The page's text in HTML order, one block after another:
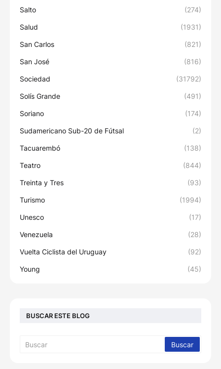
Salto (274)
Salud (1931)
San Carlos (821)
San José (816)
Sociedad (31792)
Solís Grande (491)
Soriano (174)
Sudamericano Sub-20 de Fútsal (2)
Tacuarembó (138)
Teatro (844)
Treinta y Tres (93)
Turismo (1994)
Unesco (17)
Venezuela (28)
Vuelta Ciclista del Uruguay (92)
Young (45)
BUSCAR ESTE BLOG